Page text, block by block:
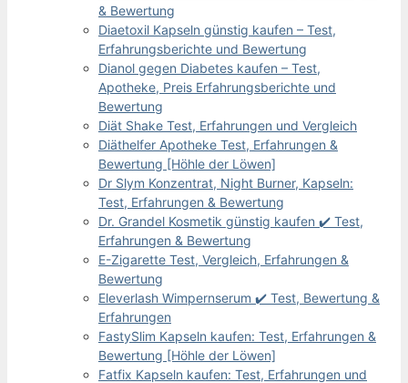
& Bewertung
Diaetoxil Kapseln günstig kaufen – Test,
Erfahrungsberichte und Bewertung
Dianol gegen Diabetes kaufen – Test,
Apotheke, Preis Erfahrungsberichte und
Bewertung
Diät Shake Test, Erfahrungen und Vergleich
Diäthelfer Apotheke Test, Erfahrungen &
Bewertung [Höhle der Löwen]
Dr Slym Konzentrat, Night Burner, Kapseln:
Test, Erfahrungen & Bewertung
Dr. Grandel Kosmetik günstig kaufen ✔️ Test,
Erfahrungen & Bewertung
E-Zigarette Test, Vergleich, Erfahrungen &
Bewertung
Eleverlash Wimpernserum ✔️ Test, Bewertung &
Erfahrungen
FastySlim Kapseln kaufen: Test, Erfahrungen &
Bewertung [Höhle der Löwen]
Fatfix Kapseln kaufen: Test, Erfahrungen und